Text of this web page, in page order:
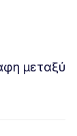
μεταξύ